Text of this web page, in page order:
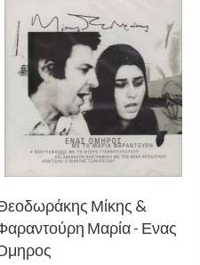
Μίκης &
Μαρία - Ενας